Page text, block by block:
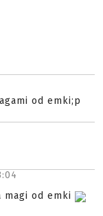
od emki;p
magi od emki